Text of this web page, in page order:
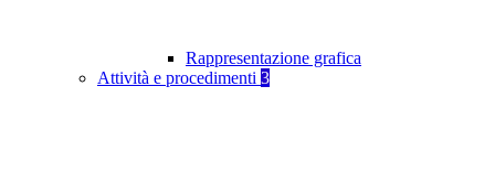
Rappresentazione grafica
Attività e procedimenti 3